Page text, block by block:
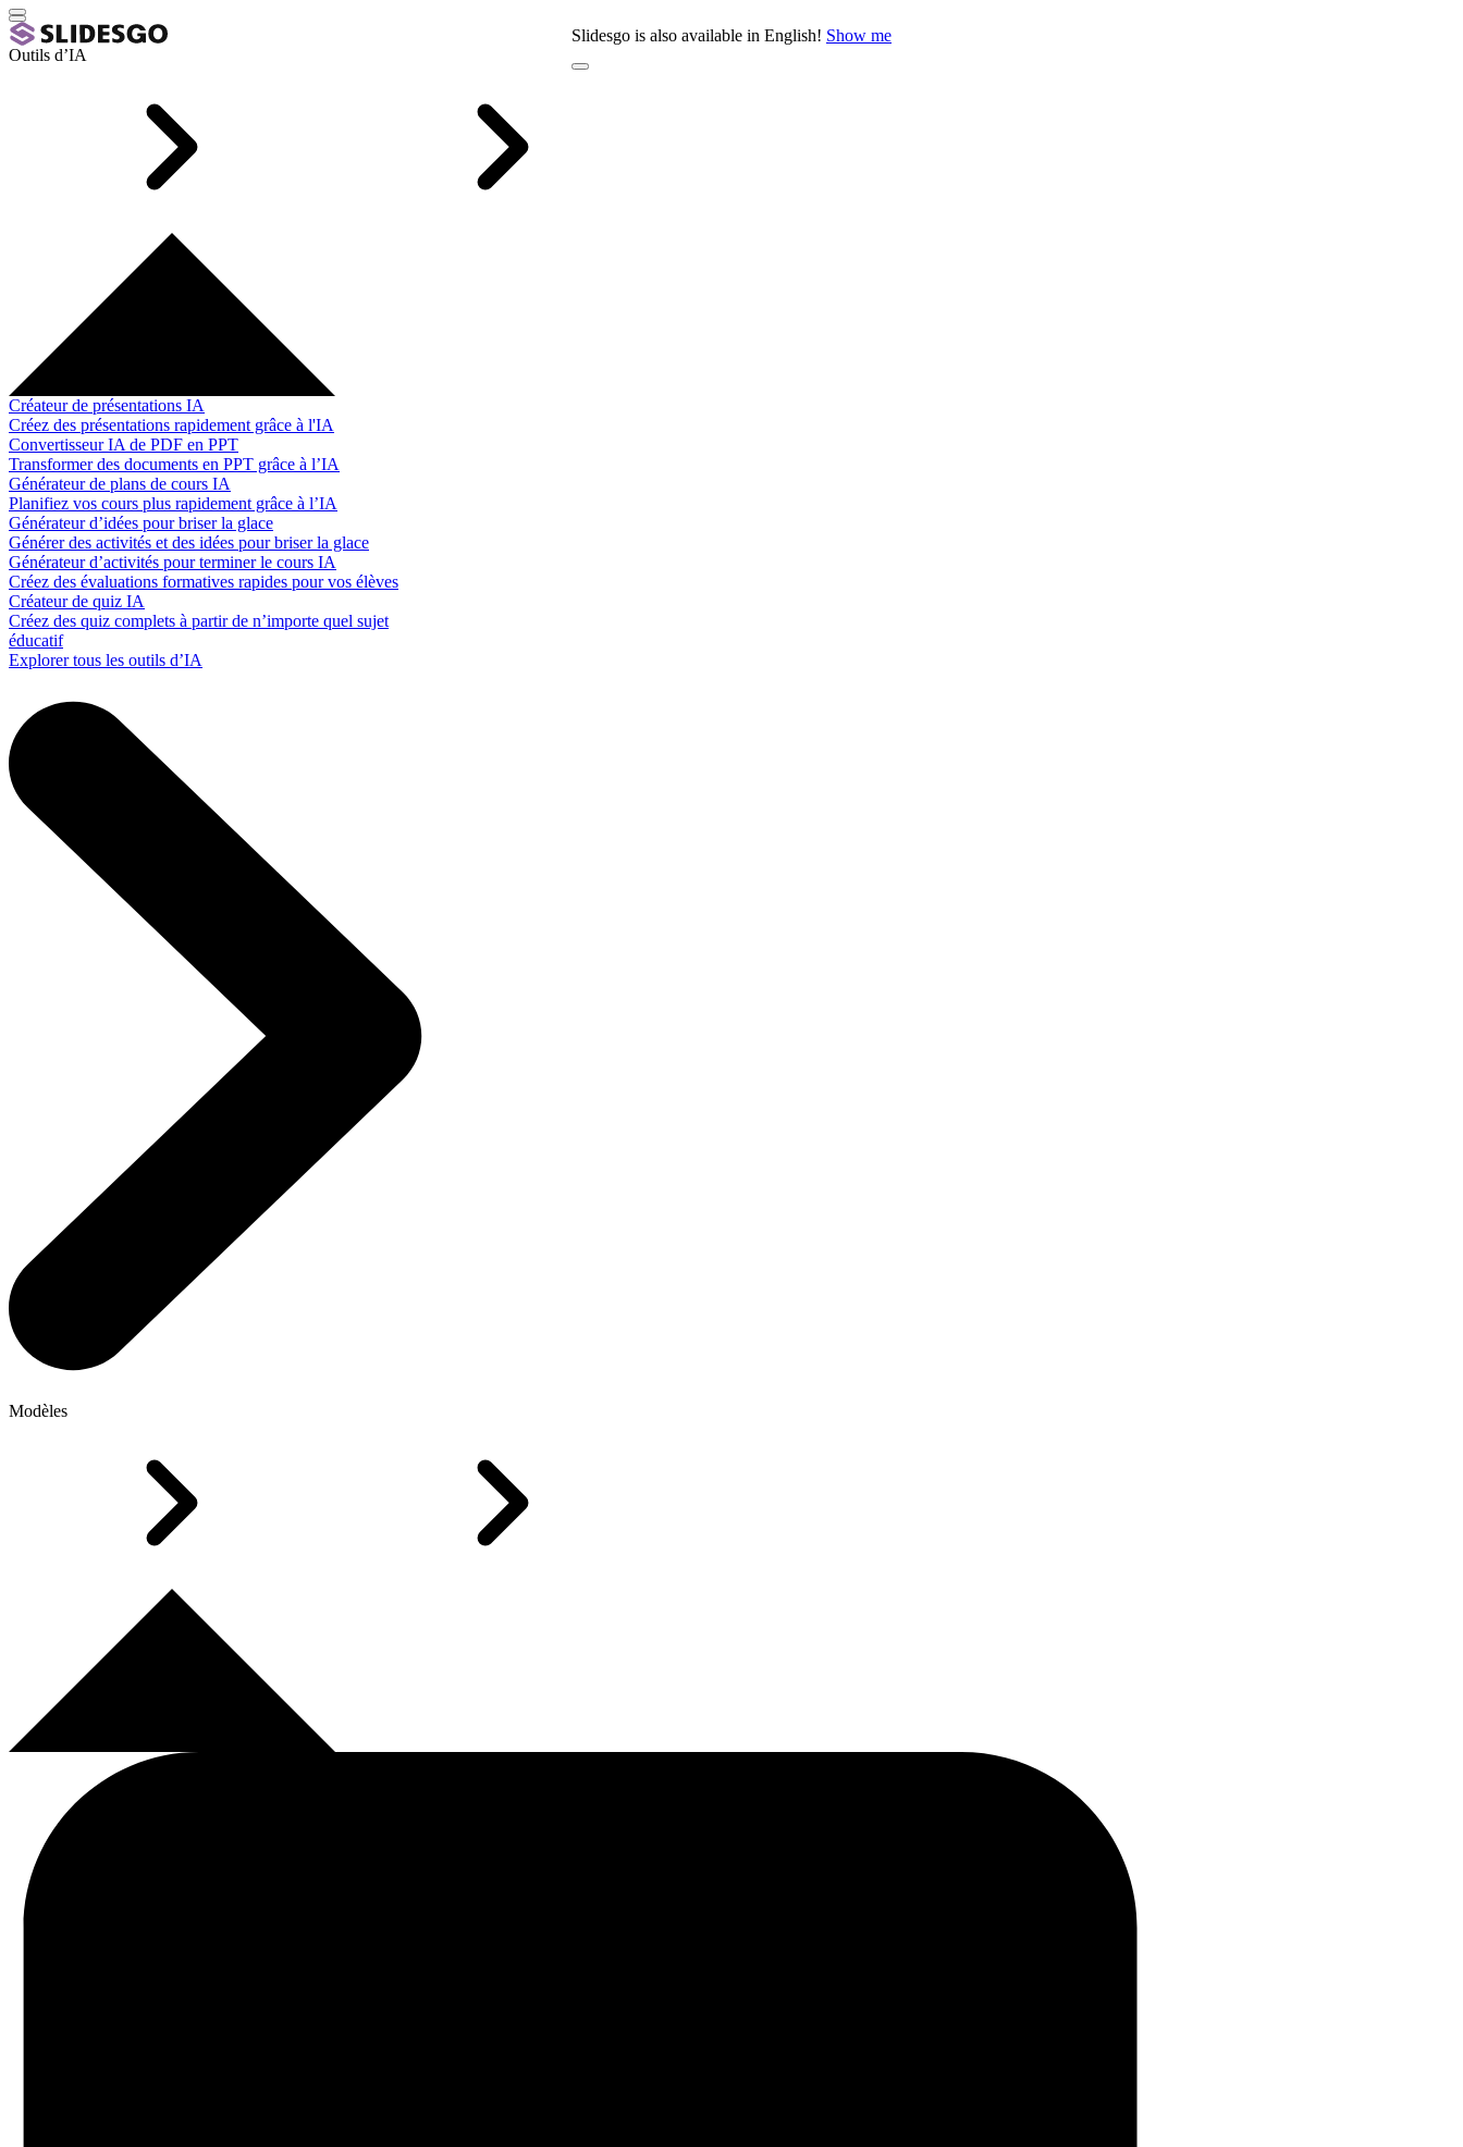
Slidesgo is also available in English! Show me
Outils d’IA
Créateur de présentations IA
Créez des présentations rapidement grâce à l'IA
Convertisseur IA de PDF en PPT
Transformer des documents en PPT grâce à l’IA
Générateur de plans de cours IA
Planifiez vos cours plus rapidement grâce à l’IA
Générateur d’idées pour briser la glace
Générer des activités et des idées pour briser la glace
Générateur d’activités pour terminer le cours IA
Créez des évaluations formatives rapides pour vos élèves
Créateur de quiz IA
Créez des quiz complets à partir de n’importe quel sujet
éducatif
Explorer tous les outils d’IA
Modèles